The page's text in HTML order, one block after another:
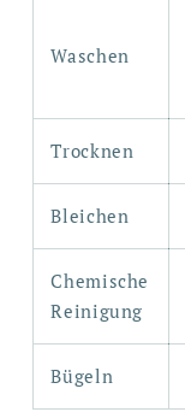
Waschen
Trocknen
Bleichen
Chemische
Reinigung
Bügeln